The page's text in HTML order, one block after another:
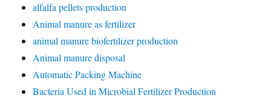
alfalfa pellets production
Animal manure as fertilizer
animal manure biofertilizer production
Animal manure disposal
Automatic Packing Machine
Bacteria Used in Microbial Fertilizer Production